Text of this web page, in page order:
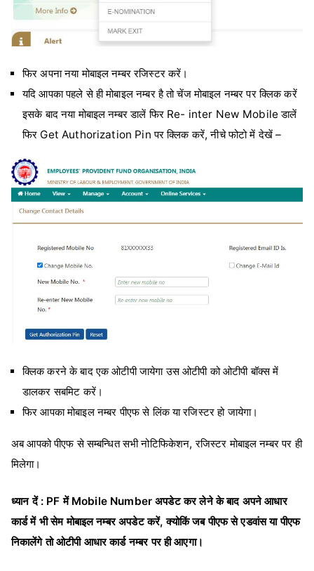
फिर अपना नया मोबाइल नम्बर रजिस्टर करें।
यदि आपका पहले से ही मोबाइल नम्बर है तो चेंज मोबाइल नम्बर पर क्लिक करें
इसके बाद नया मोबाइल नम्बर डालें फिर Re- inter New Mobile डालें
फिर Get Authorization Pin पर क्लिक करें, नीचे फोटो में देखें –
क्लिक करने के बाद एक ओटीपी जायेगा उस ओटीपी को ओटीपी बॉक्स में
डालकर सबमिट करें।
फिर आपका मोबाइल नम्बर पीएफ से लिंक या रजिस्टर हो जायेगा।
अब आपको पीएफ से सम्बन्धित सभी नोटिफिकेशन, रजिस्टर मोबाइल नम्बर पर ही
मिलेगा।
ध्यान दें : PF में Mobile Number अपडेट कर लेने के बाद अपने आधार
कार्ड में भी सेम मोबाइल नम्बर अपडेट करें, क्योकिं जब पीएफ से एडवांस या पीएफ
निकालेंगे तो ओटीपी आधार कार्ड नम्बर पर ही आएगा।